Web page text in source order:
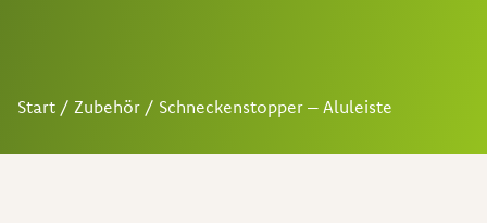
Start / Zubehör / Schneckenstopper – Aluleiste